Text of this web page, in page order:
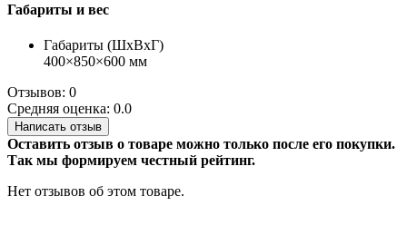
Габариты и вес
Габариты (ШхВхГ)
400×850×600 мм
Отзывов: 0
Средняя оценка: 0.0
Написать отзыв
Оставить отзыв о товаре можно только после его покупки.
Так мы формируем честный рейтинг.
Нет отзывов об этом товаре.